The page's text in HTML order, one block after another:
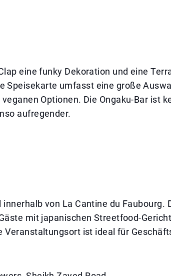
eine funky Dekoration und eine
Speisekarte umfasst eine große
Optionen. Die Ongaku-Bar ist
aufregender.
von La Cantine du Faubourg.
mit japanischen Streetfood-
Veranstaltungsort ist ideal für